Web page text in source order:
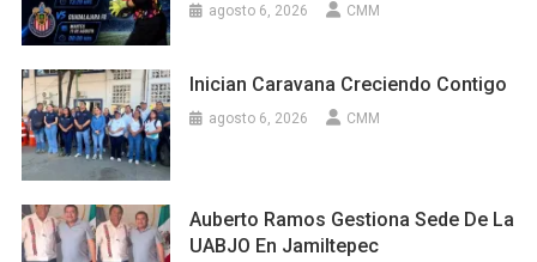
agosto 6, 2026 CMM
Inician Caravana Creciendo Contigo
agosto 6, 2026 CMM
Auberto Ramos Gestiona Sede De La
UABJO En Jamiltepec